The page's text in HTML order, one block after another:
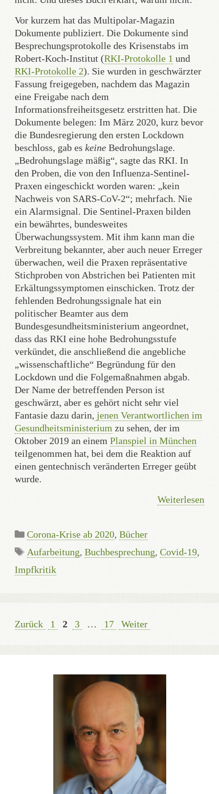
Vor kurzem hat das Multipolar-Magazin
Dokumente publiziert. Die Dokumente sind
Besprechungsprotokolle des Krisenstabs im
Robert-Koch-Institut (RKI-Protokolle 1 und
RKI-Protokolle 2). Sie wurden in geschwärzter
Fassung freigegeben, nachdem das Magazin
eine Freigabe nach dem
Informationsfreiheitsgesetz erstritten hat. Die
Dokumente belegen: Im März 2020, kurz bevor
die Bundesregierung den ersten Lockdown
beschloss, gab es keine Bedrohungslage.
„Bedrohungslage mäßig“, sagte das RKI. In
den Proben, die von den Influenza-Sentinel-
Praxen eingeschickt worden waren: „kein
Nachweis von SARS-CoV-2“; mehrfach. Nie
ein Alarmsignal. Die Sentinel-Praxen bilden
ein bewährtes, bundesweites
Überwachungssystem. Mit ihm kann man die
Verbreitung bekannter, aber auch neuer Erreger
überwachen, weil die Praxen repräsentative
Stichproben von Abstrichen bei Patienten mit
Erkältungssymptomen einschicken. Trotz der
fehlenden Bedrohungssignale hat ein
politischer Beamter aus dem
Bundesgesundheitsministerium angeordnet,
dass das RKI eine hohe Bedrohungsstufe
verkündet, die anschließend die angebliche
„wissenschaftliche“ Begründung für den
Lockdown und die Folgemaßnahmen abgab.
Der Name der betreffenden Person ist
geschwärzt, aber es gehört nicht sehr viel
Fantasie dazu darin, jenen Verantwortlichen im
Gesundheitsministerium zu sehen, der im
Oktober 2019 an einem Planspiel in München
teilgenommen hat, bei dem die Reaktion auf
einen gentechnisch veränderten Erreger geübt
wurde.
Weiterlesen
Kategorien
Corona-Krise ab 2020, Bücher
Schlagwörter
Aufarbeitung, Buchbesprechung, Covid-19,
Impfkritik
Zurück Seite
1 Seite
2 Seite
3 … Seite
17 Weiter